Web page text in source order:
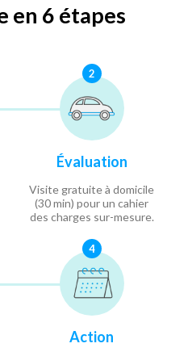
en 6 étapes
2
Évaluation
Visite gratuite à domicile
(30 min) pour un cahier
des charges sur-mesure.
4
Action